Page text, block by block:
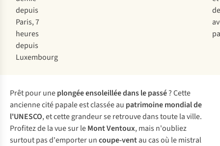
depuis
Paris, 7
heures
depuis
Luxembourg
Prêt pour uneplongée ensoleillée dans le passé? Cette
ancienne cité papale est classée au patrimoine mondial de
l'UNESCO, et cette grandeur se retrouve dans toute la ville.
Profitez de la vue sur leMont Ventoux, mais n'oubliez
surtout pas d'emporter uncoupe-ventau cas où le mistral